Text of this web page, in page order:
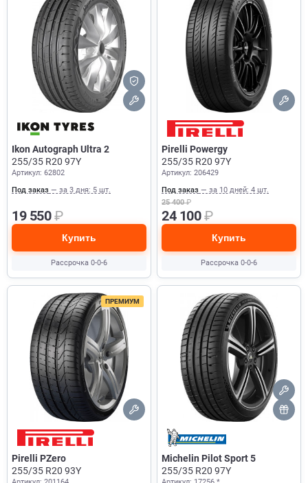
Ikon Autograph Ultra 2
255/35 R20 97Y
Артикул: 62802
Под заказ — за 3 дня: 5 шт.
19 550₽
Купить
Рассрочка 0-0-6
Pirelli Powergy
255/35 R20 97Y
Артикул: 206429
Под заказ — за 10 дней: 4 шт.
25 400₽
24 100₽
Купить
Рассрочка 0-0-6
ПРЕМИУМ
Pirelli PZero
255/35 R20 93Y
Michelin Pilot Sport 5
255/35 R20 97Y